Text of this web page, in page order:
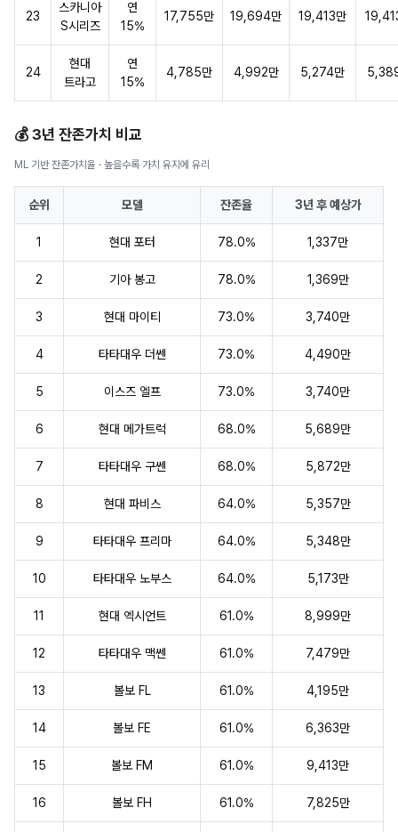
23
스카니아
S시리즈
연
15%
17,755만 19,694만 19,413만
24
현대
트라고
연
15%
4,785만 4,992만 5,274만
💰 3년 잔존가치 비교
ML 기반 잔존가치율 · 높을수록 가치 유지에 유리
순위 모델 잔존율 3년 후 예상가
1 현대 포터 78.0% 1,337만
2 기아 봉고 78.0% 1,369만
3 현대 마이티 73.0% 3,740만
4 타타대우 더쎈 73.0% 4,490만
5 이스즈 엘프 73.0% 3,740만
6 현대 메가트럭 68.0% 5,689만
7 타타대우 구쎈 68.0% 5,872만
8 현대 파비스 64.0% 5,357만
9 타타대우 프리마 64.0% 5,348만
10 타타대우 노부스 64.0% 5,173만
11 현대 엑시언트 61.0% 8,999만
12 타타대우 맥쎈 61.0% 7,479만
13 볼보 FL 61.0% 4,195만
14 볼보 FE 61.0% 6,363만
15 볼보 FM 61.0% 9,413만
16 볼보 FH 61.0% 7,825만